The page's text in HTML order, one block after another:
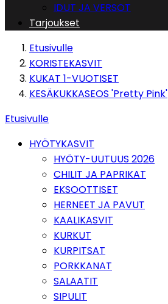
IDUT JA VERSOT
Tarjoukset
Etusivulle
KORISTEKASVIT
KUKAT 1-VUOTISET
KESÄKUKKASEOS 'Pretty Pink'
Etusivulle
HYÖTYKASVIT
HYÖTY-UUTUUS 2026
CHILIT JA PAPRIKAT
EKSOOTTISET
HERNEET JA PAVUT
KAALIKASVIT
KURKUT
KURPITSAT
PORKKANAT
SALAATIT
SIPULIT